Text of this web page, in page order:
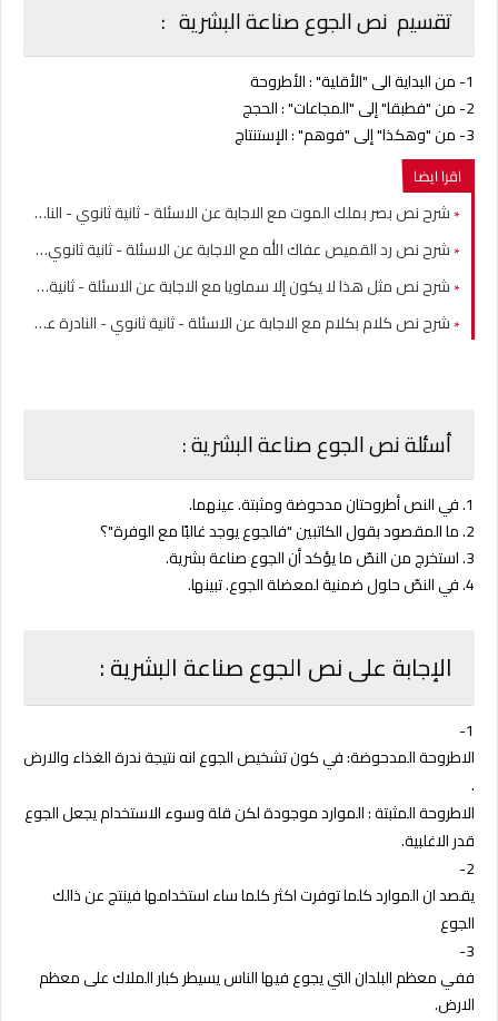
تقسيم نص الجوع صناعة البشرية :
1- من البداية الى "الأقلية"
: الأطروحة
2- من "فطبقا" إلى "المجاعات" : الحجج
3- من "وهكذا" إلى "فوهم": الإستنتاج
اقرا ايضا
شرح نص بصر بملك الموت مع الاجابة عن الاسئلة - ثانية ثانوي - النادرة عند الجاحظ
شرح نص رد القميص عفاك الله مع الاجابة عن الاسئلة - ثانية ثانوي - النادرة عند الجاحظ
شرح نص مثل هذا لا يكون إلا سماويا مع الاجابة عن الاسئلة - ثانية ثانوي - النادرة عند الجاحظ
شرح نص كلام بكلام مع الاجابة عن الاسئلة - ثانية ثانوي - النادرة عند الجاحظ
أسئلة نص الجوع صناعة البشرية :
1. في النص أطروحتان مدحوضة ومثبتة. عينهما.
2. ما المقصود بقول الكاتبين "فالجوع يوجد غالبًا مع الوفرة"؟
3. استخرج من النصّ ما يؤكد أن الجوع صناعة بشرية.
4. في النصّ حلول ضمنية لمعضلة الجوع. تبينها.
الإجابة على نص الجوع صناعة البشرية :
1-
الاطروحة المدحوضة: في كون تشخيص الجوع انه نتيجة ندرة الغذاء والارض
.
الاطروحة المثبتة : الموارد موجودة لكن قلة وسوء الاستخدام يجعل الجوع
قدرالاغلبية.
2-
يقصد ان الموارد كلما توفرت اكثر كلما ساءاستخدامها فينتج عن ذالك
الجوع
3-
ففي معظم البلدان التي يجوع فيهاالناس يسيطر كبار الملاك على معظم
الارض.